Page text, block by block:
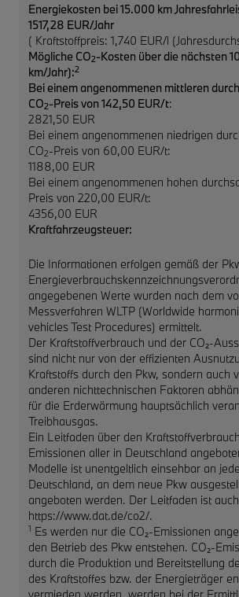
Energiekosten bei 15.000 km
1517,28 EUR/Jahr
( Kraftstoffpreis: 1,740 EUR/l
Mögliche CO2-Kosten über die nächsten
km/Jahr):2
Bei einem angenommenen mittleren
CO2-Preis von 142,50 EUR/t:
2821,50 EUR
Bei einem angenommenen niedrigen
CO2-Preis von 60,00 EUR/t:
1188,00 EUR
Bei einem angenommenen hohen
Preis von 220,00 EUR/t:
4356,00 EUR
Kraftfahrzeugsteuer:
Die Informationen erfolgen gemäß der
angegebenen Werte wurden nach dem
Messverfahren WLTP (Worldwide
vehicles Test Procedures) ermittelt.
Der Kraftstoffverbrauch und der CO₂-
sind nicht nur von der effizienten
Kraftstoffs durch den Pkw, sondern auch
anderen nichttechnischen Faktoren
für die Erderwärmung hauptsächlich
Treibhausgas.
Ein Leitfaden über den
Emissionen aller in Deutschland
Modelle ist unentgeltlich einsehbar an
Deutschland, an dem neue Pkw
angeboten werden. Der Leitfaden ist
https://www.dat.de/co2/.
1 Es werden nur die CO₂-Emissionen
den Betrieb des Pkw entstehen. CO₂-
durch die Produktion und Bereitstellung
des Kraftstoffes bzw. der Energieträger